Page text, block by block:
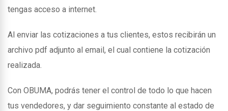
tengas acceso a internet.
Al enviar las cotizaciones a tus clientes, estos recibirán un
archivo pdf adjunto al email, el cual contiene la cotización
realizada.
Con OBUMA, podrás tener el control de todo lo que hacen
tus vendedores, y dar seguimiento constante al estado de